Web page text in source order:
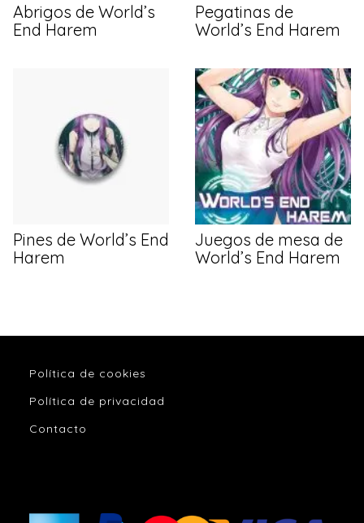
Abrigos de World’s
End Harem
Pegatinas de
World’s End Harem
Pines de World’s End
Harem
Juegos de mesa de
World’s End Harem
Política de cookies
Política de privacidad
Contacto